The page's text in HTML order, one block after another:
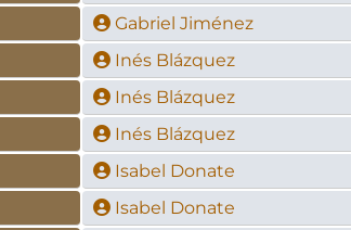
Gabriel Jiménez
Inés Blázquez
Inés Blázquez
Inés Blázquez
Isabel Donate
Isabel Donate